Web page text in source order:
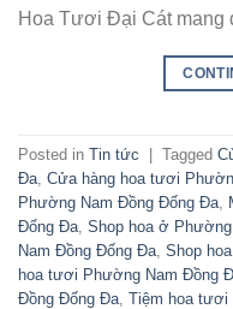
Hoa Tươi Đại Cát mang
Posted in Tin tức Tagged
Đa Cửa hàng hoa tươi
Phường Nam Đồng Đống Đa
Đống Đa Shop hoa ở
Nam Đồng Đống Đa Shop
hoa tươi Phường Nam Đồng
Đồng Đống Đa Tiệm hoa tươi